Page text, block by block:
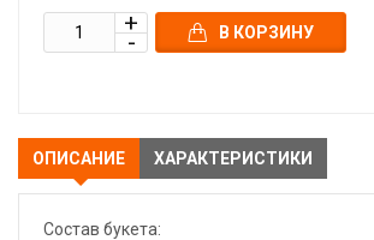
В КОРЗИНУ
ОПИСАНИЕ ХАРАКТЕРИСТИКИ
Состав букета: